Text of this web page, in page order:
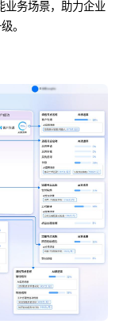
业务场景，助力企业
。